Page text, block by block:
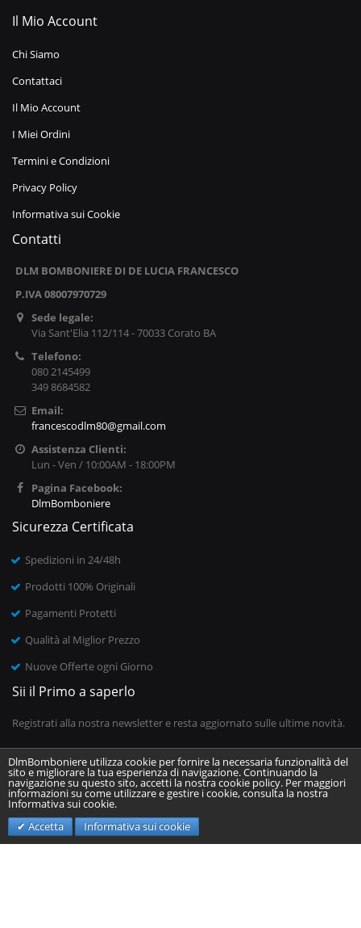
Il Mio Account
Chi Siamo
Contattaci
Il Mio Account
I Miei Ordini
Termini e Condizioni
Privacy Policy
Informativa sui Cookie
Contatti
DLM BOMBONIERE DI DE LUCIA FRANCESCO
P.IVA 08007970729
Sede legale:
Via Sant'Elia 112/114 - 70033 Corato BA
Telefono:
080 2145499
349 8684582
Email:
francescodlm80@gmail.com
Assistenza Clienti:
Lun - Ven / 10:00AM - 18:00PM
Pagina Facebook:
DlmBomboniere
Sicurezza Certificata
Spedizioni in 24/48h
Prodotti 100% Originali
Pagamenti Protetti
Qualità al Miglior Prezzo
Nuove Offerte ogni Giorno
Sii il Primo a saperlo
Registrati alla nostra newsletter e resta aggiornato sulle ultime novità.
Inserisci il tuo indirizzo email
DlmBomboniere utilizza cookie per fornire la necessaria funzionalità del
sito e migliorare la tua esperienza di navigazione. Continuando la
navigazione su questo sito, accetti la nostra cookie policy. Per maggiori
informazioni su come utilizzare e gestire i cookie, consulta la nostra
Informativa sui cookie.
Accetta
Informativa sui cookie